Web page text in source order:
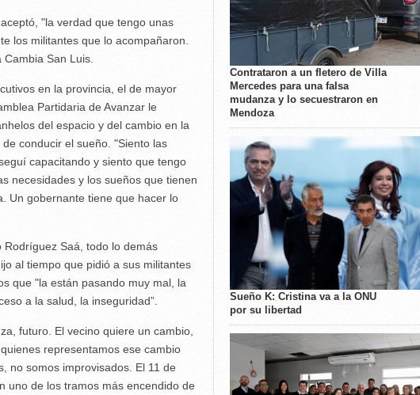
"la verdad que tengo unas
los militantes que lo acompañaron.
San Luis.
en la provincia, el de mayor
Partidaria de Avanzar le
del espacio y del cambio en la
conducir el sueño. "Siento las
capacitando y siento que tengo
necesidades y los sueños que tienen
Un gobernante tiene que hacer lo
Saá, todo lo demás
al tiempo que pidió a sus militantes
que "la están pasando muy mal, la
a la salud, la inseguridad”.
futuro. El vecino quiere un cambio,
representamos ese cambio
no somos improvisados. El 11 de
uno de los tramos más encendido de
Contrataron a un fletero de Villa
Mercedes para una falsa
mudanza y lo secuestraron en
Mendoza
Sueño K: Cristina va a la ONU
por su libertad